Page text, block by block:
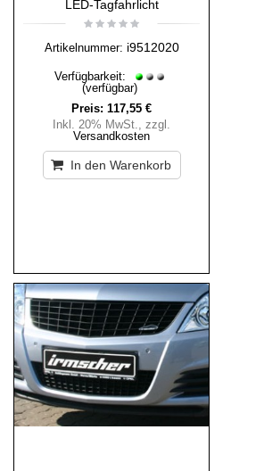
LED-Tagfahrlicht
Artikelnummer: i9512020
Verfügbarkeit:
(verfügbar)
Preis: 117,55 €
Inkl. 20% MwSt., zzgl.
Versandkosten
In den Warenkorb